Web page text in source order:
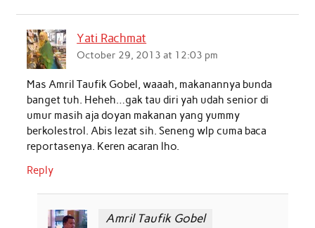
Yati Rachmat
October 29, 2013 at 12:03 pm
Mas Amril Taufik Gobel, waaah, makanannya bunda
banget tuh. Heheh…gak tau diri yah udah senior di
umur masih aja doyan makanan yang yummy
berkolestrol. Abis lezat sih. Seneng wlp cuma baca
reportasenya. Keren acaran lho.
Reply
Amril Taufik Gobel